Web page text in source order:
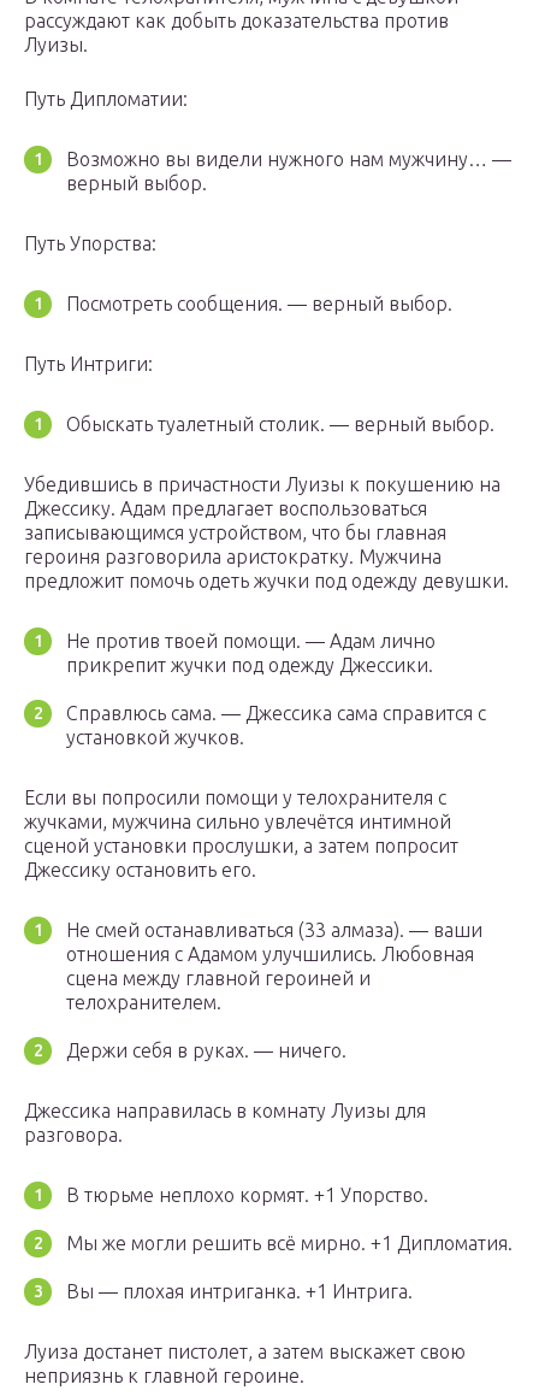
рассуждают как добыть доказательства против
Луизы.
Путь Дипломатии:
Возможно вы видели нужного нам мужчину… —
верный выбор.
Путь Упорства:
Посмотреть сообщения. — верный выбор.
Путь Интриги:
Обыскать туалетный столик. — верный выбор.
Убедившись в причастности Луизы к покушению на
Джессику. Адам предлагает воспользоваться
записывающимся устройством, что бы главная
героиня разговорила аристократку. Мужчина
предложит помочь одеть жучки под одежду девушки.
Не против твоей помощи. — Адам лично
прикрепит жучки под одежду Джессики.
Справлюсь сама. — Джессика сама справится с
установкой жучков.
Если вы попросили помощи у телохранителя с
жучками, мужчина сильно увлечётся интимной
сценой установки прослушки, а затем попросит
Джессику остановить его.
Не смей останавливаться (33 алмаза). — ваши
отношения с Адамом улучшились. Любовная
сцена между главной героиней и
телохранителем.
Держи себя в руках. — ничего.
Джессика направилась в комнату Луизы для
разговора.
В тюрьме неплохо кормят. +1 Упорство.
Мы же могли решить всё мирно. +1 Дипломатия.
Вы — плохая интриганка. +1 Интрига.
Луиза достанет пистолет, а затем выскажет свою
неприязнь к главной героине.